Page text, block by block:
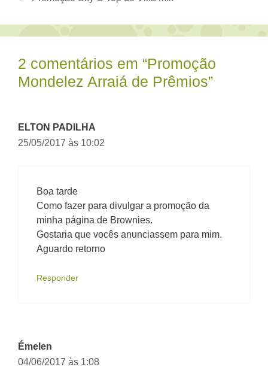
2 comentários em “Promoção
Mondelez Arraiá de Prêmios”
ELTON PADILHA
25/05/2017 às 10:02
Boa tarde
Como fazer para divulgar a promoção da
minha página de Brownies.
Gostaria que vocês anunciassem para mim.
Aguardo retorno
Responder
Émelen
04/06/2017 às 1:08